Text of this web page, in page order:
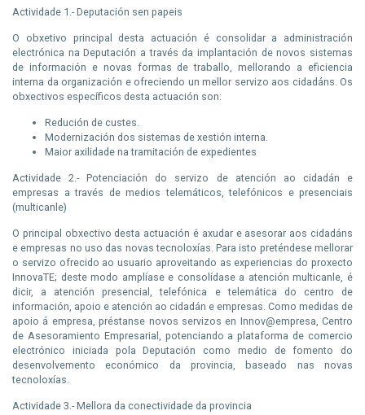
Actividade 1.- Deputación sen papeis
O obxetivo principal desta actuación é consolidar a administración
electrónica na Deputación a través da implantación de novos sistemas
de información e novas formas de traballo, mellorando a eficiencia
interna da organización e ofreciendo un mellor servizo aos cidadáns. Os
obxectivos específicos desta actuación son:
Redución de custes.
Modernización dos sistemas de xestión interna.
Maior axilidade na tramitación de expedientes
Actividade 2.- Potenciación do servizo de atención ao cidadán e
empresas a través de medios telemáticos, telefónicos e presenciais
(multicanle)
O principal obxectivo desta actuación é axudar e asesorar aos cidadáns
e empresas no uso das novas tecnoloxías. Para isto preténdese mellorar
o servizo ofrecido ao usuario aproveitando as experiencias do proxecto
InnovaTE; deste modo amplíase e consolídase a atención multicanle, é
dicir, a atención presencial, telefónica e telemática do centro de
información, apoio e atención ao cidadán e empresas. Como medidas de
apoio á empresa, préstanse novos servizos en Innov@empresa, Centro
de Asesoramiento Empresarial, potenciando a plataforma de comercio
electrónico iniciada pola Deputación como medio de fomento do
desenvolvemento económico da provincia, baseado nas novas
tecnoloxías.
Actividade 3.- Mellora da conectividade da provincia